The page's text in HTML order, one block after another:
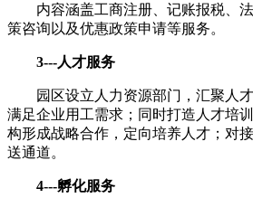
内容涵盖工商注册、记账报税、
策咨询以及优惠政策申请等服务。
3---人才服务
园区设立人力资源部门，汇聚人
满足企业用工需求；同时打造人才培
构形成战略合作，定向培养人才；对
送通道。
4---孵化服务